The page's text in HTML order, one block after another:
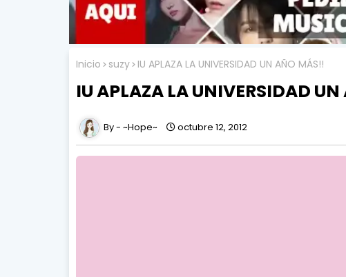
Inicio suzy IU APLAZA LA UNIVERSIDAD UN AÑO MÁS!!
IU APLAZA LA UNIVERSIDAD
~Hope~ octubre 12, 2012